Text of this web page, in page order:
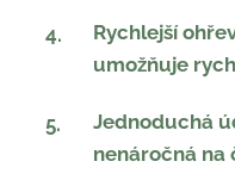
Rychlejší
umožňuje
Jednoduchá
nenáročná na